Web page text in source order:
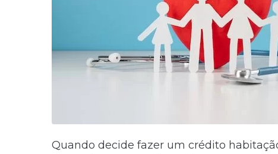
Quando decide fazer um crédito